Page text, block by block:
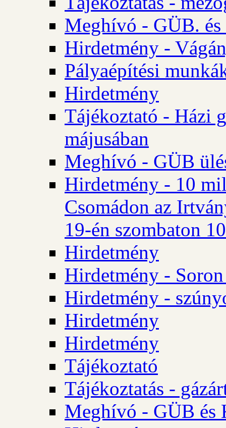
Meghívó - GÜB.
Hirdetmény -
Pályaépítési
Hirdetmény
Tájékoztató - Házi
májusában
Meghívó - GÜB
Hirdetmény - 10
Csomádon az
19-én szombaton
Hirdetmény
Hirdetmény -
Hirdetmény -
Hirdetmény
Hirdetmény
Tájékoztató
Tájékoztatás -
Meghívó - GÜB és